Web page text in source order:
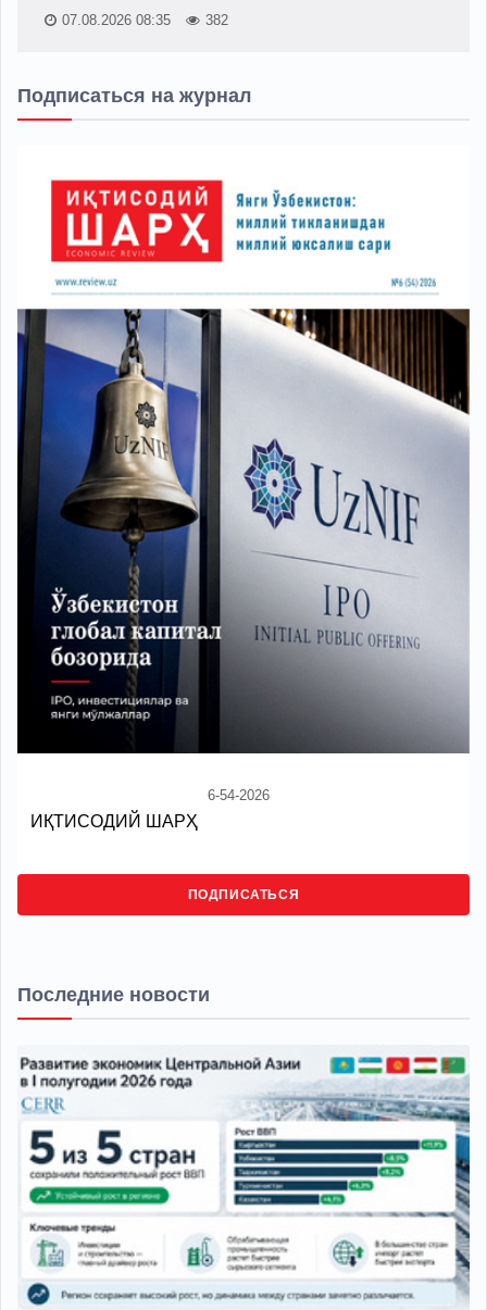
07.08.2026 08:35 382
Подписаться на журнал
6-54-2026
ИҚТИСОДИЙ ШАРҲ
ПОДПИСАТЬСЯ
Последние новости